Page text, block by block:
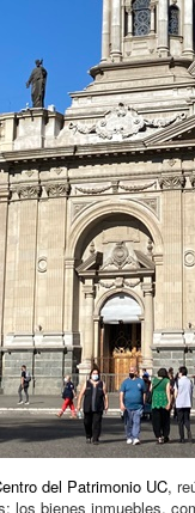
del Patrimonio UC,
los bienes inmuebles,